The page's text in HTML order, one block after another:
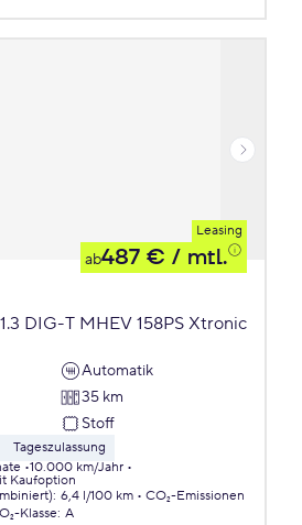
Leasing
ab487 € / mtl.
1.3 DIG-T MHEV 158PS Xtronic
Automatik
35 km
Stoff
Tageszulassung
10.000 km/Jahr
Kaufoption
: 6,4 l/100 km
CO₂-Emissionen
Klasse: A